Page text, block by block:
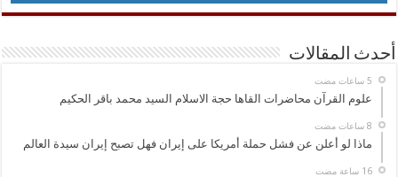
أحدث المقالات
علوم القرآن محاضرات القاها حجة الاسلام السيد محمد باقر الحكيم
ماذا لو أعلن عن فشل حملة أمريكا على إيران فهل تصبح إيران سيدة العالم
‏16 ساعة مضت